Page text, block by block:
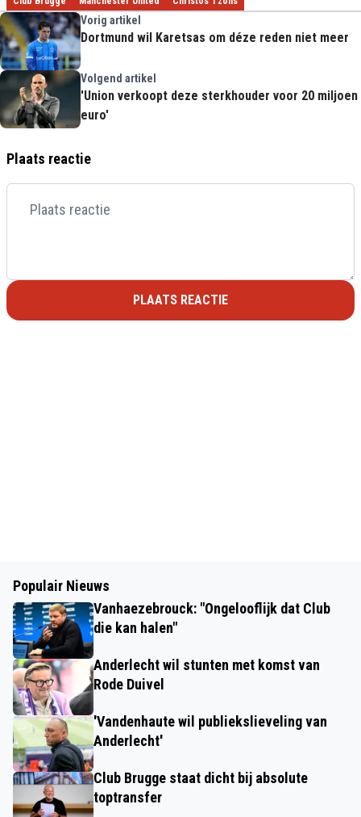
Vorig artikel
Dortmund wil Karetsas om déze reden niet meer
Volgend artikel
'Union verkoopt deze sterkhouder voor 20 miljoen
euro'
Plaats reactie
PLAATS REACTIE
Populair Nieuws
Vanhaezebrouck: "Ongelooflijk dat Club
die kan halen"
Anderlecht wil stunten met komst van
Rode Duivel
'Vandenhaute wil publiekslieveling van
Anderlecht'
Club Brugge staat dicht bij absolute
toptransfer